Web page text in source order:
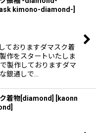
kimono-diamond-
ておりますダマスク着
作をスタートいたしま
製作しておりますダマ
銀通しで…
着物[diamond]
kaonn